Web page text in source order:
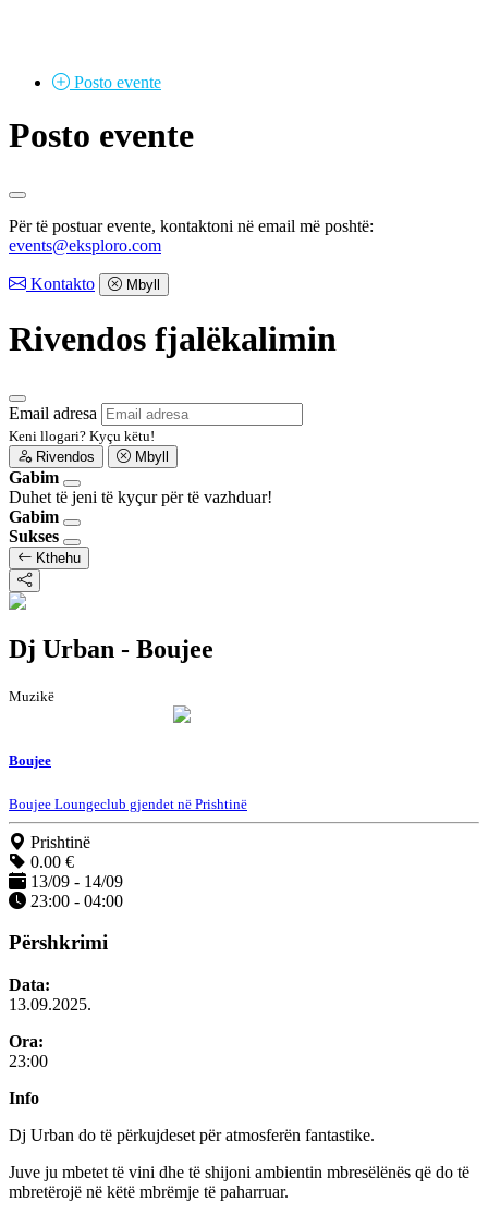
Posto evente
Posto evente
Për të postuar evente, kontaktoni në email më poshtë:
events@eksploro.com
Kontakto Mbyll
Rivendos fjalëkalimin
Email adresa
Keni llogari? Kyçu këtu!
Rivendos
Mbyll
Gabim
Duhet të jeni të kyçur për të vazhduar!
Gabim
Sukses
Kthehu
Dj Urban - Boujee
Muzikë
Boujee
Boujee Loungeclub gjendet në Prishtinë
Prishtinë
0.00 €
13/09 - 14/09
23:00 - 04:00
Përshkrimi
Data:
13.09.2025.
Ora:
23:00
Info
Dj Urban do të përkujdeset për atmosferën fantastike.
Juve ju mbetet të vini dhe të shijoni ambientin mbresëlënës që do të
mbretërojë në këtë mbrëmje të paharruar.